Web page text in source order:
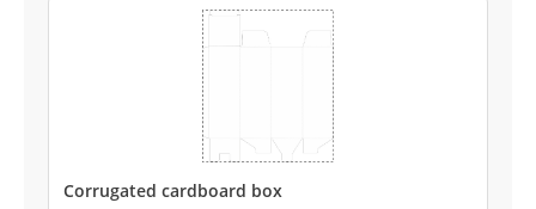
Corrugated cardboard box